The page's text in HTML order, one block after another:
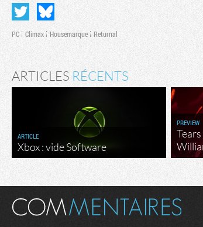
PC Climax Housemarque Returnal
ARTICLES RÉCENTS
ARTICLE
Xbox : vide Software
PREVIEW